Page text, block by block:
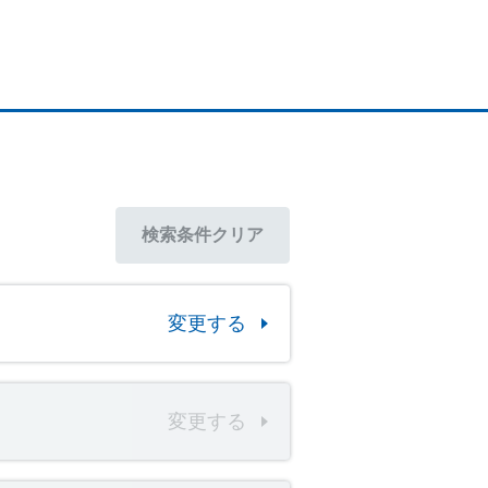
検索条件クリア
変更する
変更する